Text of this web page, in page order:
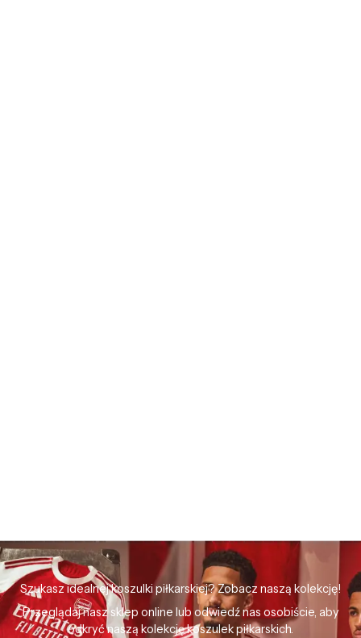
Szukasz idealnej koszulki piłkarskiej? Zobacz naszą kolekcję!
Przeglądaj nasz sklep online lub odwiedź nas osobiście, aby
odkryć naszą kolekcję koszulek piłkarskich.